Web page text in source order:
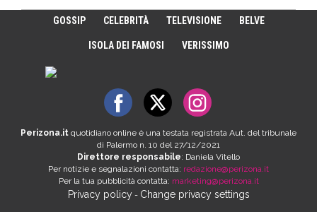
GOSSIP CELEBRITÀ TELEVISIONE BELVE
ISOLA DEI FAMOSI VERISSIMO
Perizona.it quotidiano online è una testata registrata Aut. del tribunale
di Palermo n. 10 del 27/12/2021
Direttore responsabile: Daniela Vitello
Per notizie e segnalazioni contatta: redazione@perizona.it
Per la tua pubblicità contatta: marketing@perizona.it
Privacy policy- Change privacy settings